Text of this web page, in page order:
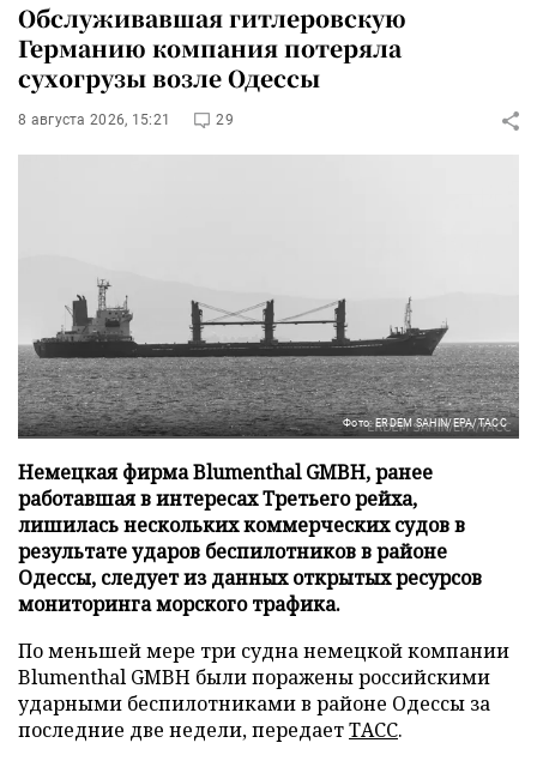
Обслуживавшая гитлеровскую
Германию компания потеряла
сухогрузы возле Одессы
8 августа 2026, 15:21 29
Фото: ERDEM SAHIN/EPA/ТАСС
Немецкая фирма Blumenthal GMBH, ранее
работавшая в интересах Третьего рейха,
лишилась нескольких коммерческих судов в
результате ударов беспилотников в районе
Одессы, следует из данных открытых ресурсов
мониторинга морского трафика.
По меньшей мере три судна немецкой компании
Blumenthal GMBH были поражены российскими
ударными беспилотниками в районе Одессы за
последние две недели, передаетТАСС.